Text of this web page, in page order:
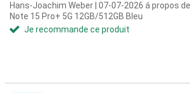
Hans-Joachim Weber | 07-07-2026 á propos
Note 15 Pro+ 5G 12GB/512GB Bleu
Je recommande ce produit